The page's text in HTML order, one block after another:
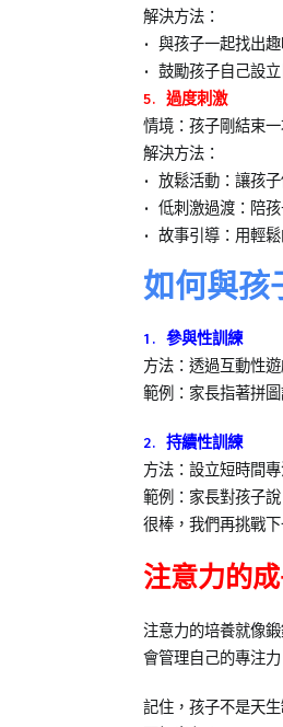
解決方法：
• 與孩子一起找出
• 鼓勵孩子自己設
5. 過度刺激
情境：孩子剛結束
解決方法：
• 放鬆活動：讓孩
• 低刺激過渡：陪
• 故事引導：用輕
如何與孩
1. 參與性訓練
方法：透過互動性
範例：家長指著拼
2. 持續性訓練
方法：設立短時間
範例：家長對孩子
很棒，我們再挑戰下
注意力的
注意力的培養就像
會管理自己的專注力
記住，孩子不是天